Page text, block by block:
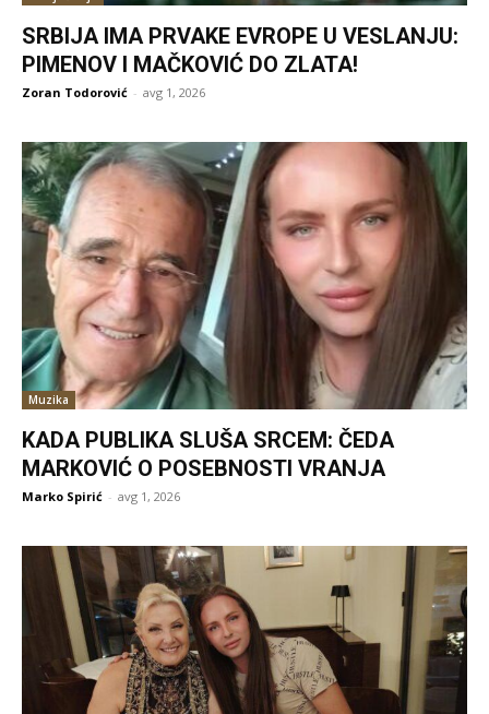
SRBIJA IMA PRVAKE EVROPE U VESLANJU:
PIMENOV I MAČKOVIĆ DO ZLATA!
Zoran Todorović - avg 1, 2026
Muzika
KADA PUBLIKA SLUŠA SRCEM: ČEDA
MARKOVIĆ O POSEBNOSTI VRANJA
Marko Spirić - avg 1, 2026